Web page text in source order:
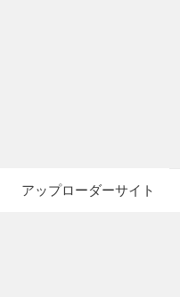
アップローダーサイト